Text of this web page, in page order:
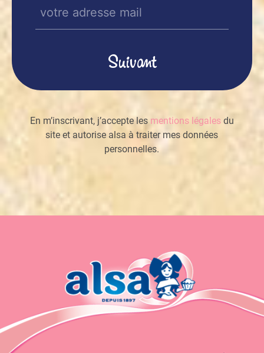
E-
mail
En m’inscrivant, j’accepte les mentions légalesdu
site et autorise alsa à traiter mes données
personnelles.